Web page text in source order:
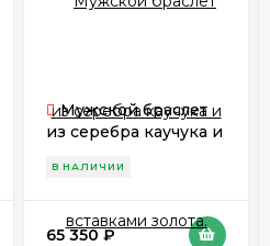
Мужской браслет
из серебра каучука и
Zancan EXB 291 R-N
В НАЛИЧИИ
65 350₽